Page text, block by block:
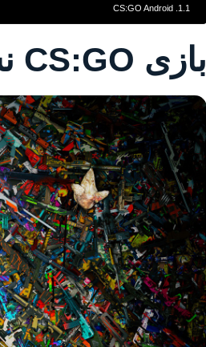
CS:GO Android
بازی CS:GO نسخه ی اندروید